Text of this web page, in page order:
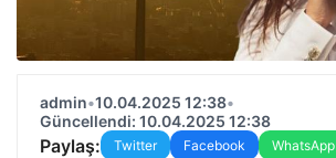
admin•10.04.2025 12:38•
Güncellendi: 10.04.2025 12:38
Paylaş: Twitter Facebook WhatsApp